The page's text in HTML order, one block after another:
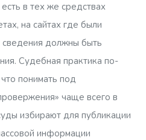
в тех же средствах
на сайтах где были
должны быть
Судебная практика по-
понимать под
чаще всего в
избирают для публикации
информации